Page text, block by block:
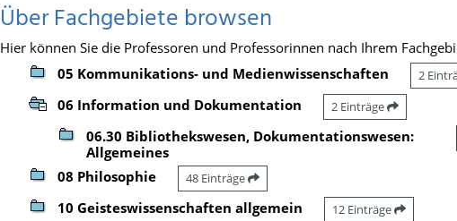
Über Fachgebiete browsen
Hier können Sie die Professoren und Professorinnen nach Ihrem
05 Kommunikations- und Medienwissenschaften
2
06 Information und Dokumentation 2 Einträge
06.30 Bibliothekswesen, Dokumentationswesen:
Allgemeines
08 Philosophie 48 Einträge
10 Geisteswissenschaften allgemein 12 Einträge